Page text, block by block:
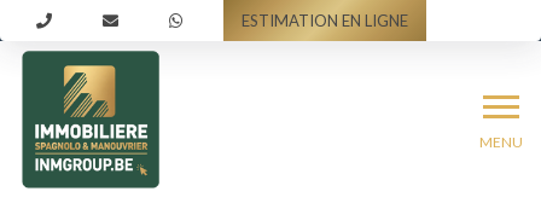
ESTIMATION EN LIGNE
MENU